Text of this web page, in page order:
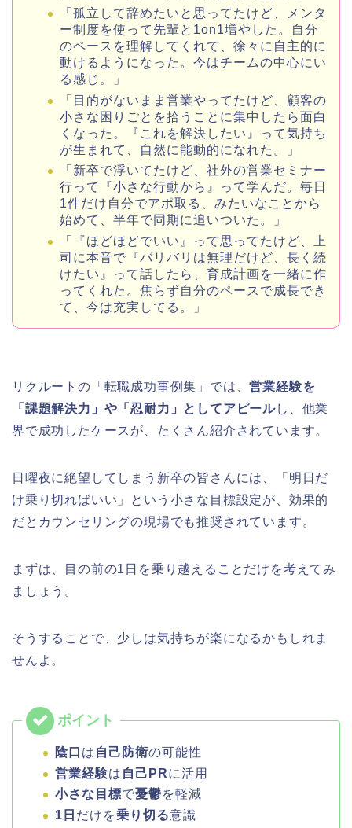
「孤立して辞めたいと思ってたけど、メンタ
ー制度を使って先輩と1on1増やした。自分
のペースを理解してくれて、徐々に自主的に
動けるようになった。今はチームの中心にい
る感じ。」
「目的がないまま営業やってたけど、顧客の
小さな困りごとを拾うことに集中したら面白
くなった。『これを解決したい』って気持ち
が生まれて、自然に能動的になれた。」
「新卒で浮いてたけど、社外の営業セミナー
行って『小さな行動から』って学んだ。毎日
1件だけ自分でアポ取る、みたいなことから
始めて、半年で同期に追いついた。」
「『ほどほどでいい』って思ってたけど、上
司に本音で『バリバリは無理だけど、長く続
けたい』って話したら、育成計画を一緒に作
ってくれた。焦らず自分のペースで成長でき
て、今は充実してる。」
リクルートの「転職成功事例集」では、営業経験を
「課題解決力」や「忍耐力」としてアピールし、他業
界で成功したケースが、たくさん紹介されています。
日曜夜に絶望してしまう新卒の皆さんには、「明日だ
け乗り切ればいい」という小さな目標設定が、効果的
だとカウンセリングの現場でも推奨されています。
まずは、目の前の1日を乗り越えることだけを考えてみ
ましょう。
そうすることで、少しは気持ちが楽になるかもしれま
せんよ。
陰口 は 自己防衛の可能性
営業経験は 自己PRに活用
小さな目標で憂鬱を軽減
1日 だけを乗り切る意識